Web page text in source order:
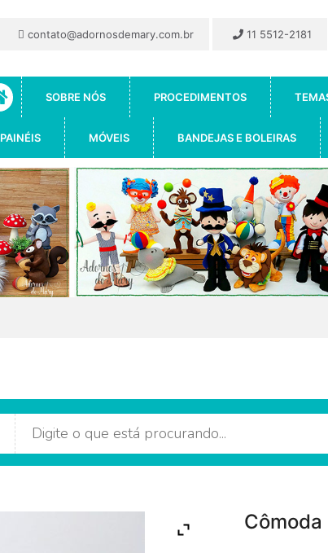
contato@adornosdemary.com.br 11 5512-2181
SOBRE NÓS PROCEDIMENTOS
PAINÉIS MÓVEIS BANDEJAS E BOLEIRAS
Cômoda